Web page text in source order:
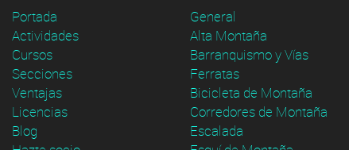
Portada
Actividades
Cursos
Secciones
Ventajas
Licencias
Blog
General
Alta Montaña
Barranquismo y Vías
Ferratas
Bicicleta de Montaña
Corredores de Montaña
Escalada